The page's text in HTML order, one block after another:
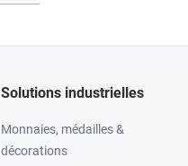
Solutions industrielles
Monnaies, médailles &
décorations